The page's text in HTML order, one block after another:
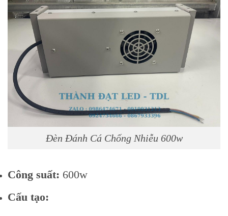
Đèn Đánh Cá Chống Nhiễu 600w
Công suất: 600w
Cấu tạo: